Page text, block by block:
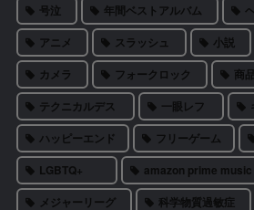
号泣
年間ベストアルバム
アニメ
スラッシュ 小説
カメラ
フォークロック 商品
テクニカルデス
一眼レフ
ハッピーエンド
フリーゲーム
LGBTQ+
amazon prime music
メジャーリーグ
科学物質過敏症